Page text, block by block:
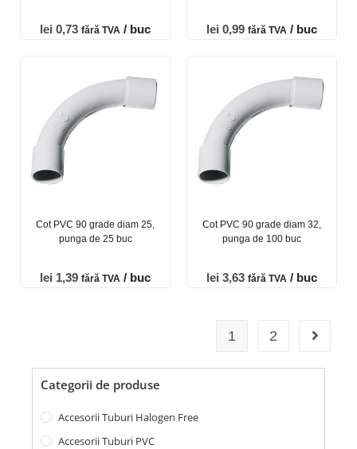
Categorii de produse
Accesorii Tuburi Halogen Free
Accesorii Tuburi PVC
lei 0,73 fără TVA / buc lei 0,99 fără TVA / buc
Cot PVC 90 grade diam 25,
punga de 25 buc
lei 1,39 fără TVA / buc
Cot PVC 90 grade diam 32,
punga de 100 buc
lei 3,63 fără TVA / buc
1 2